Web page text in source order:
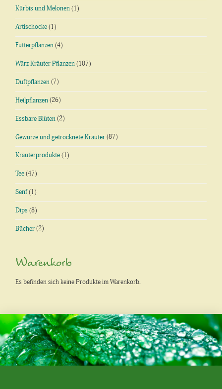
Kürbis und Melonen (1)
Artischocke (1)
Futterpflanzen (4)
Würz Kräuter Pflanzen (107)
Duftpflanzen (7)
Heilpflanzen (26)
Essbare Blüten (2)
Gewürze und getrocknete Kräuter (87)
Kräuterprodukte (1)
Tee (47)
Senf(1)
Dips (8)
Bücher (2)
Warenkorb
Es befinden sich keine Produkte im Warenkorb.